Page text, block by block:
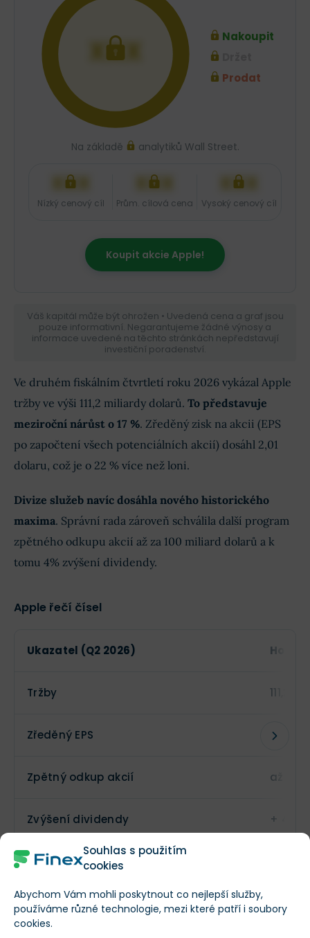
Souhlas s použitím
cookies
Abychom Vám mohli poskytnout co nejlepší služby,
používáme různé technologie, mezi které patří i soubory
cookies.
XXX
Nakoupit
Prodat
Na základě analytiků Wall Street.
XXX
Nízký cenový cíl
XXX
Prům. cílová cena
XXX
Vysoký cenový cíl
Koupit akcie Apple!
Váš kapitál může být ohrožen • Uvedená cena a graf jsou
pouze informativní. Negarantujeme žádné výnosy a
informace uvedené na těchto stránkách nepředstavují
investiční poradenství.
Ve druhém fiskálním čtvrtletí roku 2026 vykázal Apple
tržby ve výši 111,2 miliardy dolarů. To představuje
meziroční nárůst o 17 %. Zředěný zisk na akcii (EPS
po započtení všech potenciálních akcií) dosáhl 2,01
dolaru, což je o 22 % více než loni.
Divize služeb navíc dosáhla nového historického
maxima. Správní rada zároveň schválila další program
zpětného odkupu akcií až za 100 miliard dolarů a k
tomu 4% zvýšení dividendy.
Apple řečí čísel
Ukazatel (Q2 2026)
Tržby 111,2
Zředěný EPS $2,01
Zpětný odkup akcií až 100
Zvýšení dividendy + 4 %
Hlavním háčkem je, že Apple zkrátka není levná a
nenápadná akcie. Investor zde
platí za kvalitu, sílu
značky a schopnost generovat obrovské množství
hotovosti